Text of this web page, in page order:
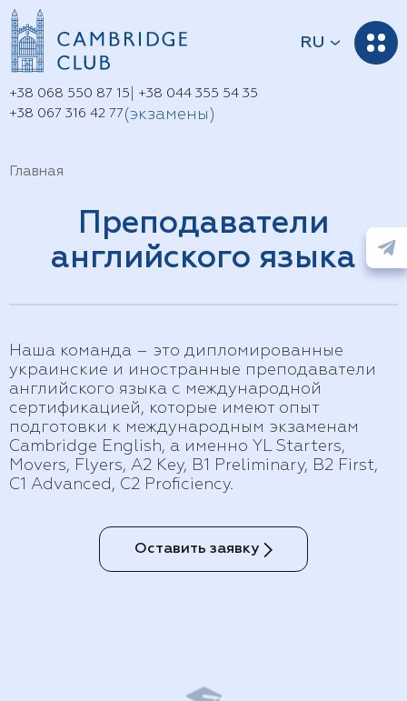
+38 068 550 87 15
+38 044 355 54 35
+38 067 316 42 77 (экзамены)
RU
Главная
Преподаватели
английского языка
Наша команда – это дипломированные
украинские и иностранные преподаватели
английского языка с международной
сертификацией, которые имеют опыт
подготовки к международным экзаменам
Cambridge English, а именно YL Starters,
Movers, Flyers, A2 Key, B1 Preliminary, B2 First,
C1 Advanced, C2 Proficiency.
Оставить заявку